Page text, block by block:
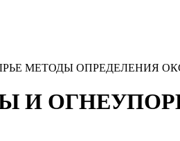
МЕТОДЫ ОПРЕДЕЛЕНИЯ
И